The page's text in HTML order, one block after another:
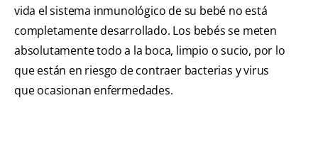
vida el sistema inmunológico de su bebé no está
completamente desarrollado. Los bebés se meten
absolutamente todo a la boca, limpio o sucio, por lo
que están en riesgo de contraer bacterias y virus
que ocasionan enfermedades.